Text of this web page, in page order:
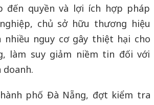
đến quyền và lợi ích hợp pháp
chủ sở hữu thương hiệu
nhiều nguy cơ gây thiệt hại cho
làm suy giảm niềm tin đối với
phố Đà Nẵng, đợt kiểm tra